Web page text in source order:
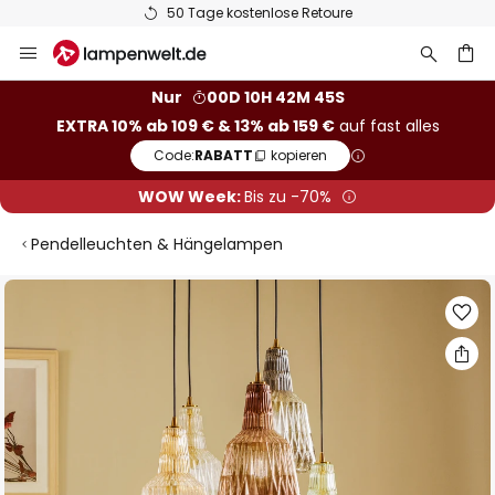
50 Tage kostenlose Retoure
Inhalt
Nur
00D 10H 42M 45S
EXTRA 10% ab 109 € & 13% ab 159 €auf fast alles
Code:RABATT kopieren
WOW Week:Bis zu -70%
Pendelleuchten & Hängelampen
Zum
der
Bildgalerie